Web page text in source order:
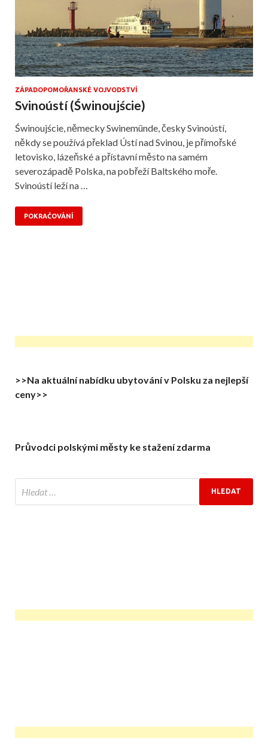
ZÁPADOPOMOŘANSKÉ VOJVODSTVÍ
Svinoústí (Świnoujście)
Świnoujście, německy Swinemünde, česky Svinoústí,
někdy se používá překlad Ústí nad Svinou, je přímořské
letovisko, lázeňské a přístavní město na samém
severozápadě Polska, na pobřeží Baltského moře.
Svinoústí leží na …
POKRAČOVÁNÍ
>>Na aktuální nabídku ubytování v Polsku za nejlepší
ceny>>
Průvodci polskými městy ke stažení zdarma